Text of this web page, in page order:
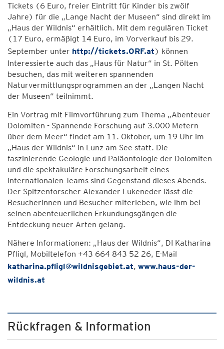
Tickets (6 Euro, freier Eintritt für Kinder bis zwölf
Jahre) für die „Lange Nacht der Museen“ sind direkt im
„Haus der Wildnis“ erhältlich. Mit dem regulären Ticket
(17 Euro, ermäßigt 14 Euro, im Vorverkauf bis 29.
September unter http://tickets.ORF.at) können
Interessierte auch das „Haus für Natur“ in St. Pölten
besuchen, das mit weiteren spannenden
Naturvermittlungsprogrammen an der „Langen Nacht
der Museen“ teilnimmt.
Ein Vortrag mit Filmvorführung zum Thema „Abenteuer
Dolomiten - Spannende Forschung auf 3.000 Metern
über dem Meer“ findet am 11. Oktober, um 19 Uhr im
„Haus der Wildnis“ in Lunz am See statt. Die
faszinierende Geologie und Paläontologie der Dolomiten
und die spektakuläre Forschungsarbeit eines
internationalen Teams sind Gegenstand dieses Abends.
Der Spitzenforscher Alexander Lukeneder lässt die
Besucherinnen und Besucher miterleben, wie ihm bei
seinen abenteuerlichen Erkundungsgängen die
Entdeckung neuer Arten gelang.
Nähere Informationen: „Haus der Wildnis“, DI Katharina
Pfligl, Mobiltelefon +43 664 843 52 26, E-Mail
katharina.pfligl@wildnisgebiet.at, www.haus-der-
wildnis.at
Rückfragen & Information